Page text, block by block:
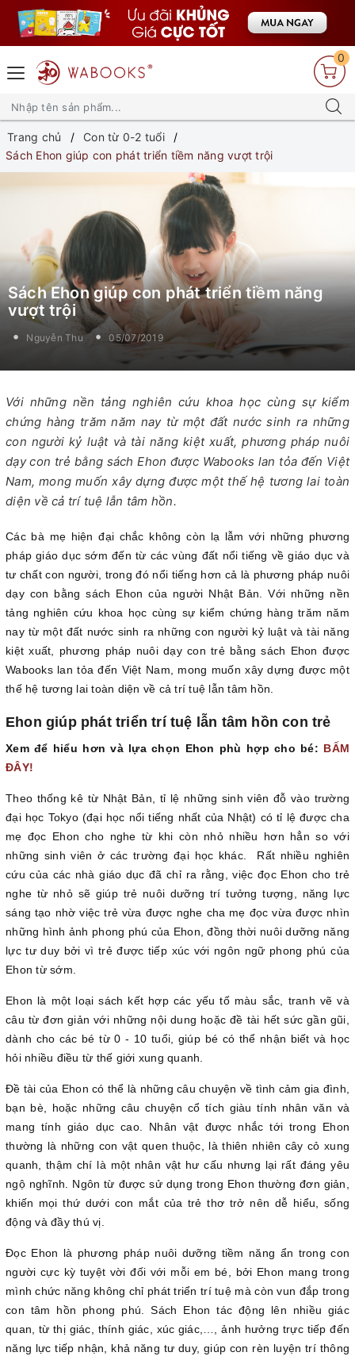
0
Trang chủ
Con từ 0-2 tuổi
Sách Ehon giúp con phát triển tiềm năng vượt trội
Sách Ehon giúp con phát triển tiềm năng
vượt trội
Nguyễn Thu 05/07/2019
Với những nền tảng nghiên cứu khoa học cùng sự kiểm
chứng hàng trăm năm nay từ một đất nước sinh ra những
con người kỷ luật và tài năng kiệt xuất, phương pháp nuôi
dạy con trẻ bằng sách Ehon được Wabooks lan tỏa đến Việt
Nam, mong muốn xây dựng được một thế hệ tương lai toàn
diện về cả trí tuệ lẫn tâm hồn.
Các bà mẹ hiện đại chắc không còn lạ lẫm với những phương
pháp giáo dục sớm đến từ các vùng đất nổi tiếng về giáo dục và
tư chất con người, trong đó nổi tiếng hơn cả là phương pháp nuôi
dạy con bằng sách Ehon của người Nhật Bản. Với những nền
tảng nghiên cứu khoa học cùng sự kiểm chứng hàng trăm năm
nay từ một đất nước sinh ra những con người kỷ luật và tài năng
kiệt xuất, phương pháp nuôi dạy con trẻ bằng sách Ehon được
Wabooks lan tỏa đến Việt Nam, mong muốn xây dựng được một
thế hệ tương lai toàn diện về cả trí tuệ lẫn tâm hồn.
Ehon giúp phát triển trí tuệ lẫn tâm hồn con trẻ
Xem để hiểu hơn và lựa chọn Ehon phù hợp cho bé: BẤM
ĐÂY!
Theo thống kê từ Nhật Bản, tỉ lệ những sinh viên đỗ vào trường
đại học Tokyo (đại học nổi tiếng nhất của Nhật) có tỉ lệ được cha
mẹ đọc Ehon cho nghe từ khi còn nhỏ nhiều hơn hẳn so với
những sinh viên ở các trường đại học khác. Rất nhiều nghiên
cứu của các nhà giáo dục đã chỉ ra rằng, việc đọc Ehon cho trẻ
nghe từ nhỏ sẽ giúp trẻ nuôi dưỡng trí tưởng tượng, năng lực
sáng tạo nhờ việc trẻ vừa được nghe cha mẹ đọc vừa được nhìn
những hình ảnh phong phú của Ehon, đồng thời nuôi dưỡng năng
lực tư duy bởi vì trẻ được tiếp xúc với ngôn ngữ phong phú của
Ehon từ sớm.
Ehon là một loại sách kết hợp các yếu tố màu sắc, tranh vẽ và
câu từ đơn giản với những nội dung hoặc đề tài hết sức gần gũi,
dành cho các bé từ 0 - 10 tuổi, giúp bé có thể nhận biết và học
hỏi nhiều điều từ thế giới xung quanh.
Đề tài của Ehon có thể là những câu chuyện về tình cảm gia đình,
bạn bè, hoặc những câu chuyện cổ tích giàu tính nhân văn và
mang tính giáo dục cao. Nhân vật được nhắc tới trong Ehon
thường là những con vật quen thuộc, là thiên nhiên cây cỏ xung
quanh, thậm chí là một nhân vật hư cấu nhưng lại rất đáng yêu
ngộ nghĩnh. Ngôn từ được sử dụng trong Ehon thường đơn giản,
khiến mọi thứ dưới con mắt của trẻ thơ trở nên dễ hiểu, sống
động và đầy thú vị.
Đọc Ehon là phương pháp nuôi dưỡng tiềm năng ẩn trong con
người cực kỳ tuyệt vời đối với mỗi em bé, bởi Ehon mang trong
mình chức năng không chỉ phát triển trí tuệ mà còn vun đắp trong
con tâm hồn phong phú. Sách Ehon tác động lên nhiều giác
quan, từ thị giác, thính giác, xúc giác,…, ảnh hưởng trực tiếp đến
năng lực tiếp nhận, khả năng tư duy, giúp con rèn luyện trí thông